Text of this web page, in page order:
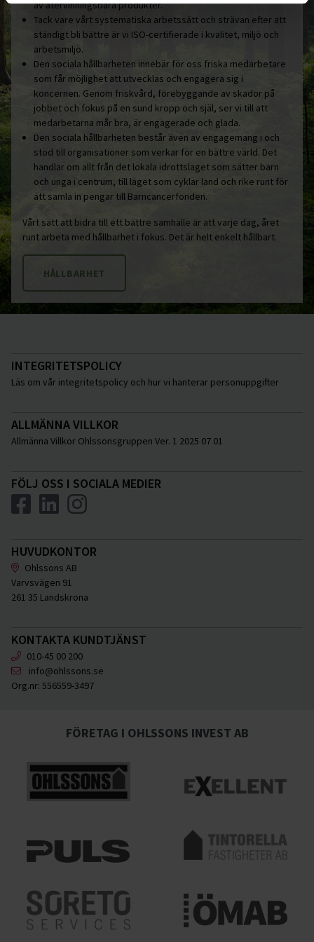
av återvinningsbara produkter.
Tack vare vårt systematiska arbetssätt och strävan efter att
ständigt bli bättre är vi ISO-certifierade i kvalitet, miljö och
arbetsmiljö.
Den sociala hållbarheten innebär för oss friska medarbetare
som får möjlighet att utvecklas och engagera sig i
koncernen. Genom friskvård, förebyggande av skador på
jobbet och fokus på en sund kropp och själ, ser vi till att
medarbetarna mår bra, är engagerade och glada.
Den sociala hållbarheten består även av engagemang i och
stöd till organisationer som verkar för en bättre värld. Det
handlar om allt från det lokala idrottslaget som sätter barn
och unga i centrum, till laget som cyklar land och rike runt för
att samla in pengar till Barncancerfonden.
Vårt sätt att bidra till ett bättre samhälle är att varje dag, året
runt arbeta med hållbarhet i fokus. Det är helt enkelt hållbart.
HÅLLBARHET
INTEGRITETSPOLICY
Läs om vår integritetspolicy och hur vi hanterar personuppgifter
ALLMÄNNA VILLKOR
Allmänna Villkor Ohlssonsgruppen Ver. 1 2025 07 01
FÖLJ OSS I SOCIALA MEDIER
HUVUDKONTOR
Ohlssons AB
Varvsvägen 91
261 35 Landskrona
KONTAKTA KUNDTJÄNST
010-45 00 200
info@ohlssons.se
Org.nr: 556559-3497
FÖRETAG I OHLSSONS INVEST AB